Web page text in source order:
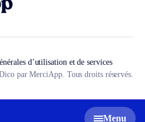
Menu
d’utilisation et de services
par MerciApp. Tous droits réservés.